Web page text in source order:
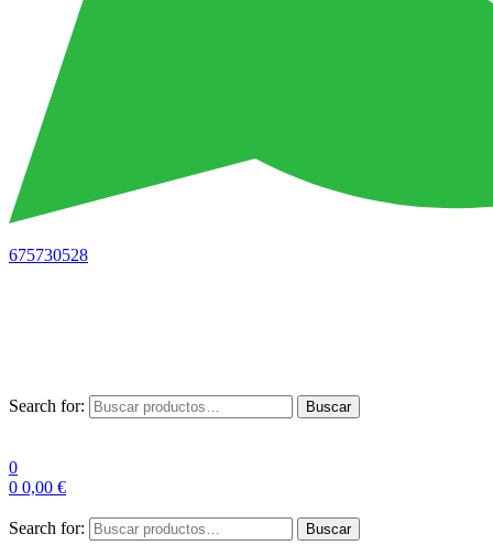
675730528
Search for: Buscar
0
0 0,00 €
Search for: Buscar